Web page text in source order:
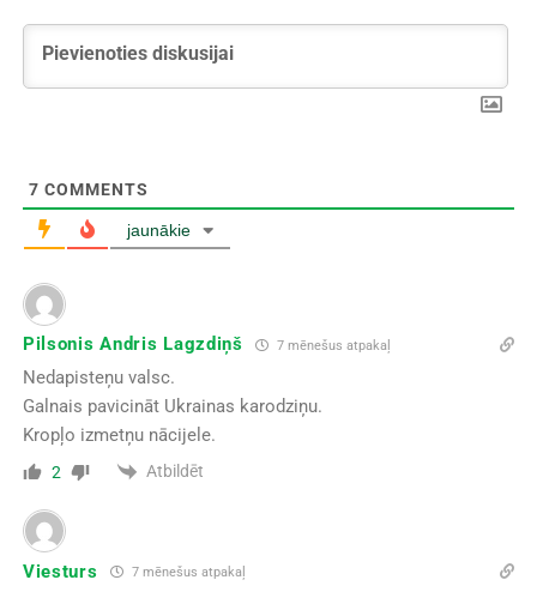
7 COMMENTS
jaunākie
Pilsonis Andris Lagzdiņš 7 mēnešus atpakaļ
Nedapisteņu valsc.
Galnais pavicināt Ukrainas karodziņu.
Kropļo izmetņu nācijele.
2 Atbildēt
Viesturs 7 mēnešus atpakaļ